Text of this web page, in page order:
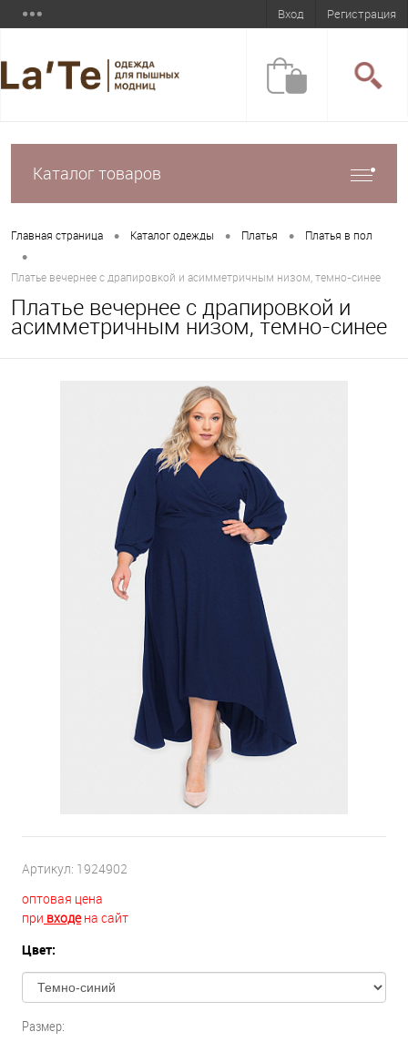
Вход Регистрация
Каталог товаров
Главная страница • Каталог одежды • Платья • Платья в пол
•
Платье вечернее с драпировкой и асимметричным низом, темно-синее
Платье вечернее с драпировкой и
асимметричным низом, темно-синее
Артикул: 1924902
оптовая цена
при входена сайт
Цвет:
Размер: